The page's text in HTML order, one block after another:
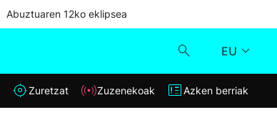
Abuztuaren 12ko eklipsea
EU
Klisk
Zuretzat Zuzenekoak Azken berriak